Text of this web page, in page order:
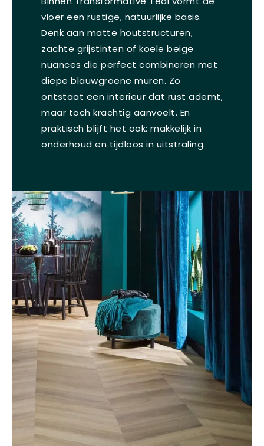
vloer een rustige, natuurlijke basis.
Denk aan matte houtstructuren,
zachte grijstinten of koele beige
nuances die perfect combineren met
diepe blauwgroene muren. Zo
ontstaat een interieur dat rust ademt,
maar toch krachtig aanvoelt. En
praktisch blijft het ook: makkelijk in
onderhoud en tijdloos in uitstraling.